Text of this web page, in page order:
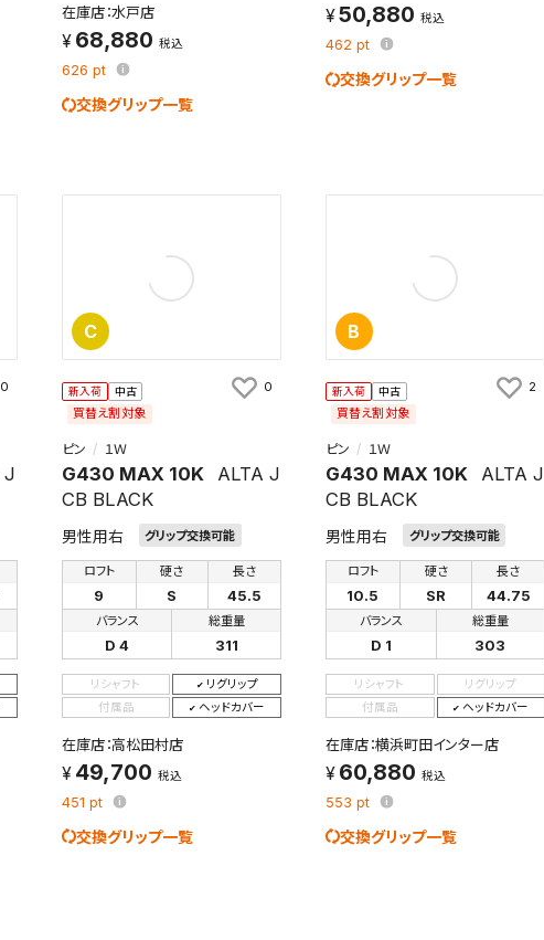
在庫店：水戸店
68,880 税込
626 pt
交換グリップ一覧
50,880 税込
462 pt
交換グリップ一覧
J
0
C
新入荷 中古
買替え割対象
ピン １Ｗ
G430 MAX 10K
ALTA J
CB BLACK
男性用右 グリップ交換可能
ロフト
9
硬さ
S
長さ
45.5
バランス
D 4
総重量
311
リシャフト
リグリップ
付属品
ヘッドカバー
在庫店：高松田村店
49,700 税込
451 pt
交換グリップ一覧
0
B
新入荷 中古
買替え割対象
ピン １Ｗ
G430 MAX 10K
ALTA J
CB BLACK
男性用右 グリップ交換可能
ロフト
10.5
硬さ
SR
長さ
44.75
バランス
D 1
総重量
303
リシャフト
リグリップ
付属品
ヘッドカバー
在庫店：横浜町田インター店
60,880 税込
553 pt
交換グリップ一覧
2
検索条件を保存
「保存検索条件一覧」に保存します。
定することなく簡単に開くことができます。
、この条件に一致する商品が入荷した際に、メール及びお客様
で通知します。
できません。
イページの「保存検索条件一覧」から画面を表示し、条件を変更
検索条件を保存
、マイページの「保存検索条件一覧」で確認できます。